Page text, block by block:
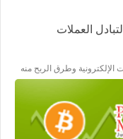
شرح موقع بيست تشانج BestChange لتبادل العملات